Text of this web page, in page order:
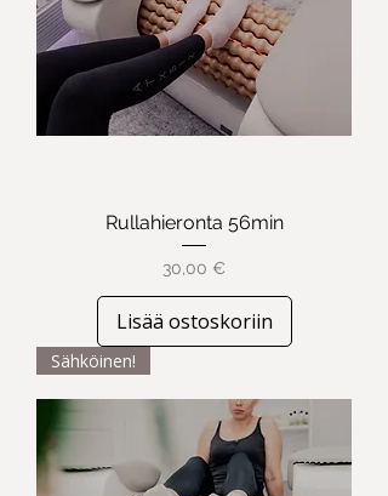
Rullahieronta 56min
Hinta
30,00 €
Lisää ostoskoriin
Sähköinen!